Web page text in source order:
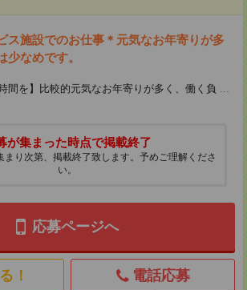
ス施設でのお仕事＊元気なお年寄りが多
少なめです。
間を】比較的元気なお年寄りが多く、働く負 ...
が集まった時点で掲載終了
まり次第、掲載終了致します。予めご理解くださ
い。
応募ページへ
！ 電話応募